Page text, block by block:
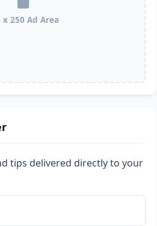
x 250 Ad Area
tips delivered directly to your